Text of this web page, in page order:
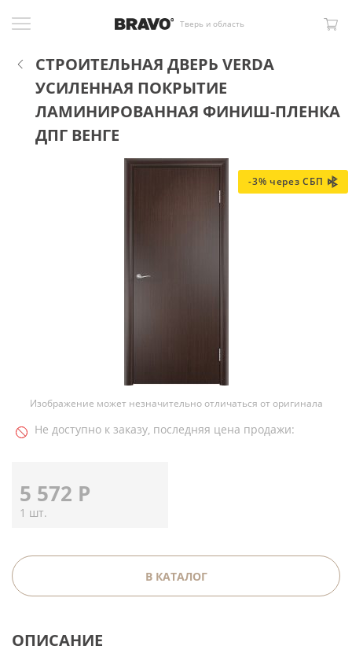
Тверь и область
СТРОИТЕЛЬНАЯ ДВЕРЬ VERDA
УСИЛЕННАЯ ПОКРЫТИЕ
ЛАМИНИРОВАННАЯ ФИНИШ-ПЛЕНКА
ДПГ ВЕНГЕ
-3% через СБП
Изображение может незначительно отличаться от оригинала
Не доступно к заказу, последняя цена продажи:
5 572 Р
1 шт.
В КАТАЛОГ
ОПИСАНИЕ